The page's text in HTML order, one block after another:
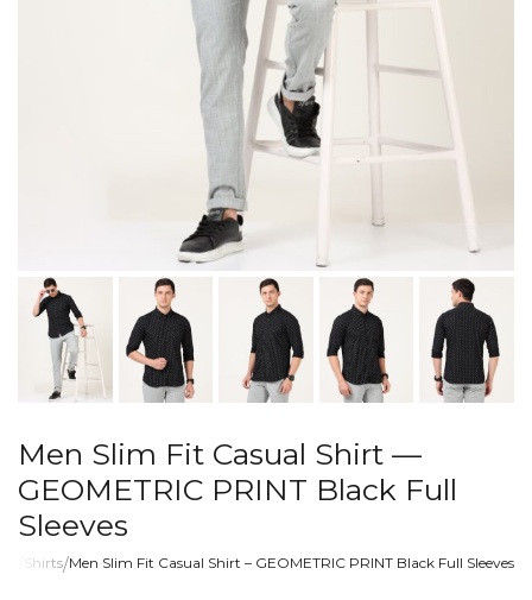
Men Slim Fit Casual Shirt —
GEOMETRIC PRINT Black Full
Sleeves
Shirts/Men Slim Fit Casual Shirt – GEOMETRIC PRINT Black Full Sleeves